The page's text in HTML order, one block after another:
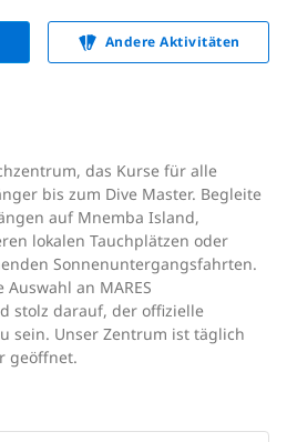
Andere Aktivitäten
das Kurse für alle
bis zum Dive Master. Begleite
auf Mnemba Island,
lokalen Tauchplätzen oder
Sonnenuntergangsfahrten.
an MARES
stolz darauf, der offizielle
sein. Unser Zentrum ist täglich
geöffnet.